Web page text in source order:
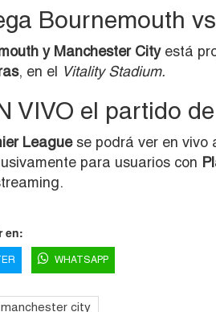
Bournemouth
y Manchester Cityestá
, en el Vitality Stadium.
VIVO el partido
Leaguese podrá ver en vivo
para usuarios con
en:
WHATSAPP
manchester city